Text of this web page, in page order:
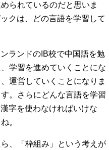
られているのだと思いま
クは、どの言語を学習して
ランドのIB校で中国語を勉
学習を進めていくことにな
運営していくことになりま
。さらにどんな言語を学習
字を使わなければいけな
。
、「枠組み」という考えが